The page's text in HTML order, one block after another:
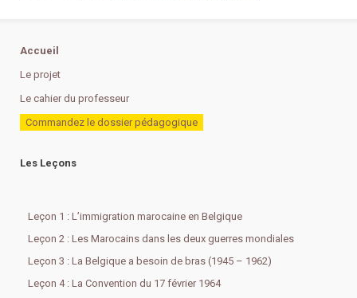
Accueil
Le projet
Le cahier du professeur
Commandez le dossier pédagogique
Les Leçons
Leçon 1 : L’immigration marocaine en Belgique
Leçon 2 : Les Marocains dans les deux guerres mondiales
Leçon 3 : La Belgique a besoin de bras (1945 – 1962)
Leçon 4 : La Convention du 17 février 1964